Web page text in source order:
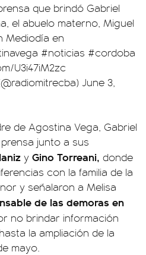
que brindó Gabriel
el abuelo materno, Miguel
Mediodía en
#noticias #cordoba
U3i47iM2zc
June 3,
de Agostina Vega, Gabriel
junto a sus
y Gino Torreani, donde
con la familia de la
y señalaron a Melisa
de las demoras en
no brindar información
la ampliación de la
mayo.